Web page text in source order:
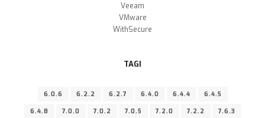
Veeam
VMware
WithSecure
TAGI
6.0.6 6.2.2 6.2.7 6.4.0 6.4.4 6.4.5
6.4.8 7.0.0 7.0.2 7.0.5 7.2.0 7.2.2 7.6.3